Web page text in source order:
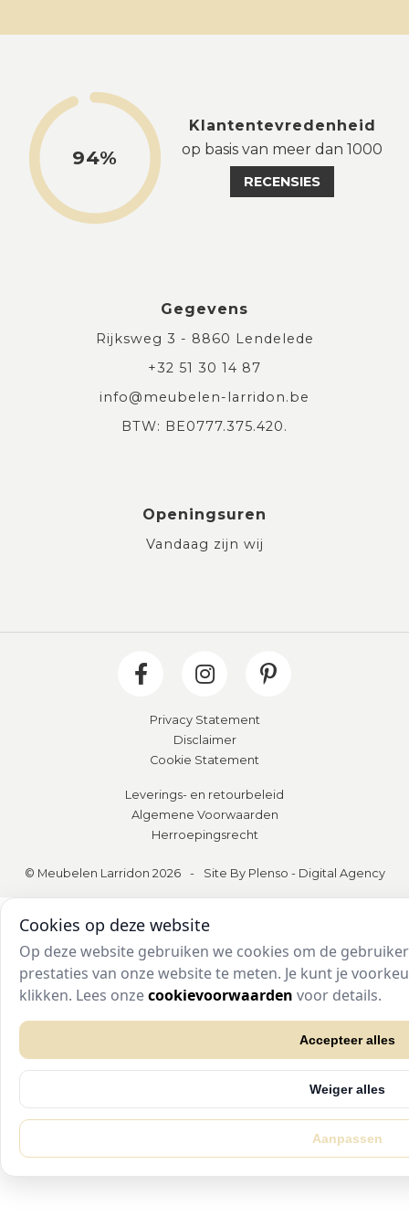
94%
Klantentevredenheid
op basis van meer dan 1000
RECENSIES
Gegevens
Rijksweg 3 - 8860 Lendelede
+32 51 30 14 87
info@meubelen-larridon.be
BTW: BE0777.375.420.
Openingsuren
Vandaag zijn wij
Privacy Statement
Disclaimer
Cookie Statement
Leverings- en retourbeleid
Algemene Voorwaarden
Herroepingsrecht
© Meubelen Larridon 2026 - Site By Plenso - Digital Agency
Cookies op deze website
Op deze website gebruiken we cookies om de
prestaties van onze website te meten. Je kunt je
klikken. Lees onzecookievoorwaarden voor details.
Accepteer alles
Weiger alles
Aanpassen